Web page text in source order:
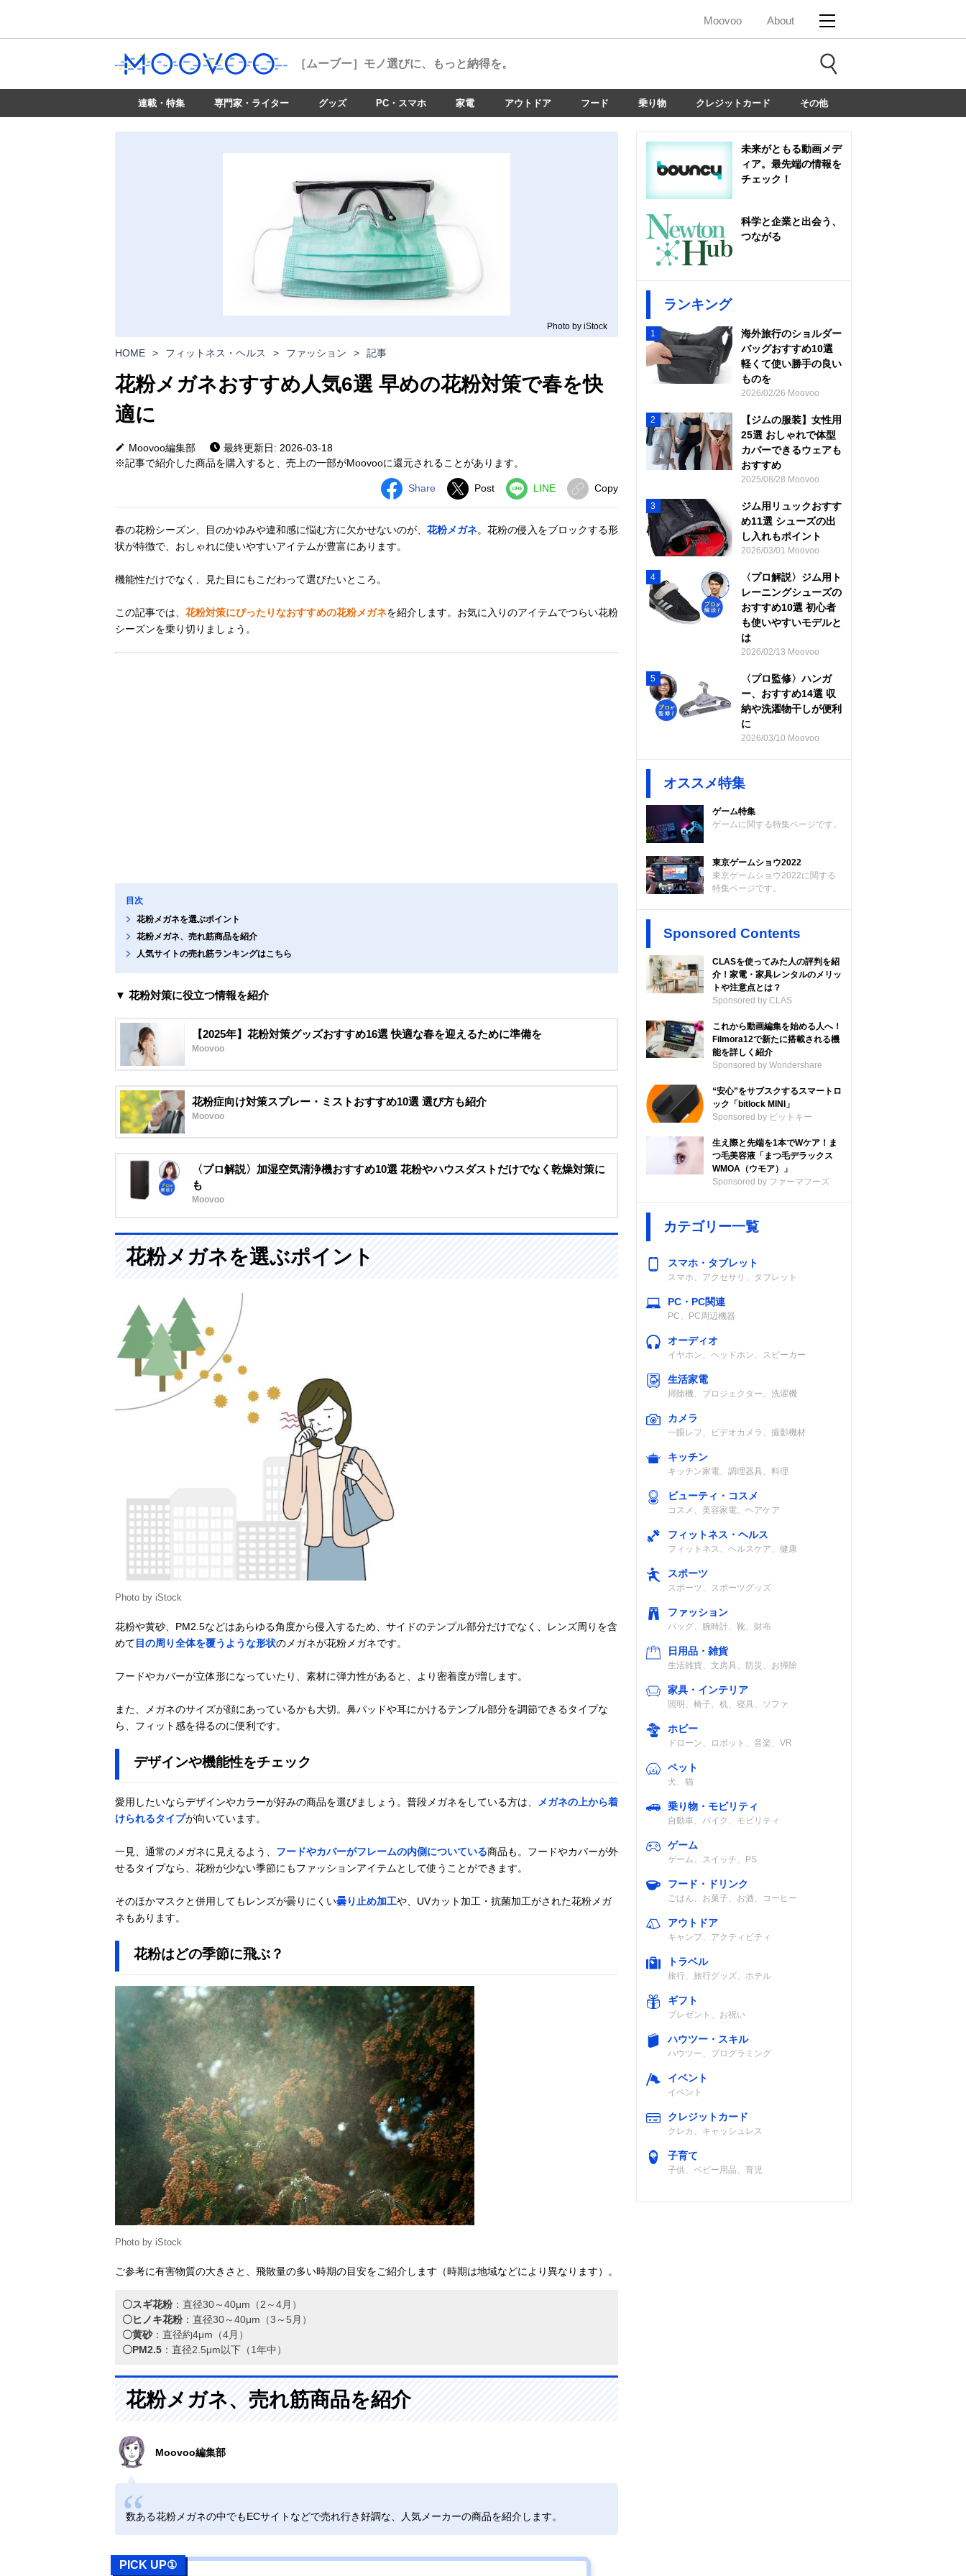
Moovoo About
［ムーブー］ モノ選びに、もっと納得を。
連載・特集 専門家・ライター グッズ PC・スマホ 家電 アウトドア フード 乗り物 クレジットカード その他
Photo by iStock
HOME > フィットネス・ヘルス > ファッション > 記事
花粉メガネおすすめ人気6選 早めの花粉対策で春を快
適に
Moovoo編集部
最終更新日: 2026-03-18
※記事で紹介した商品を購入すると、売上の一部がMoovooに還元されることがあります。
Share Post LINE Copy
春の花粉シーズン、目のかゆみや違和感に悩む方に欠かせないのが、 花粉メガネ。花粉の侵入をブロックする形
状が特徴で、おしゃれに使いやすいアイテムが豊富にあります。
機能性だけでなく、見た目にもこだわって選びたいところ。
この記事では、 花粉対策にぴったりなおすすめの花粉メガネを紹介します。お気に入りのアイテムでつらい花粉
シーズンを乗り切りましょう。
目次
花粉メガネを選ぶポイント
花粉メガネ、売れ筋商品を紹介
人気サイトの売れ筋ランキングはこちら
▼ 花粉対策に役立つ情報を紹介
【2025年】花粉対策グッズおすすめ16選 快適な春を迎えるために準備を
Moovoo
花粉症向け対策スプレー・ミストおすすめ10選 選び方も紹介
Moovoo
〈プロ解説〉加湿空気清浄機おすすめ10選 花粉やハウスダストだけでなく乾燥対策に
も
Moovoo
花粉メガネを選ぶポイント
Photo by iStock
花粉や黄砂、PM2.5などはあらゆる角度から侵入するため、サイドのテンプル部分だけでなく、レンズ周りを含
めて目の周り全体を覆うような形状のメガネが花粉メガネです。
フードやカバーが立体形になっていたり、素材に弾力性があると、より密着度が増します。
また、メガネのサイズが顔にあっているかも大切。鼻パッドや耳にかけるテンプル部分を調節できるタイプな
ら、フィット感を得るのに便利です。
デザインや機能性をチェック
愛用したいならデザインやカラーが好みの商品を選びましょう。普段メガネをしている方は、
メガネの上から着
けられるタイプが向いています。
一見、通常のメガネに見えるよう、 フードやカバーがフレームの内側についている商品も。フードやカバーが外
せるタイプなら、花粉が少ない季節にもファッションアイテムとして使うことができます。
そのほかマスクと併用してもレンズが曇りにくい曇り止め加工や、UVカット加工・抗菌加工がされた花粉メガ
ネもあります。
花粉はどの季節に飛ぶ？
Photo by iStock
ご参考に有害物質の大きさと、飛散量の多い時期の目安をご紹介します（時期は地域などにより異なります）。
〇スギ花粉：直径30～40μm（2～4月）
〇ヒノキ花粉：直径30～40μm（3～5月）
〇黄砂：直径約4μm（4月）
〇PM2.5：直径2.5μm以下（1年中）
花粉メガネ、売れ筋商品を紹介
Moovoo編集部
数ある花粉メガネの中でもECサイトなどで売れ行き好調な、人気メーカーの商品を紹介します。
PICK UP①
未来がともる動画メデ
ィア。最先端の情報を
チェック！
科学と企業と出会う、
つながる
ランキング
1
海外旅行のショルダー
バッグおすすめ10選
軽くて使い勝手の良い
ものを
2026/02/26 Moovoo
2
【ジムの服装】女性用
25選 おしゃれで体型
カバーできるウェアも
おすすめ
2025/08/28 Moovoo
3
ジム用リュックおすす
め11選 シューズの出
し入れもポイント
2026/03/01 Moovoo
4
〈プロ解説〉ジム用ト
レーニングシューズの
おすすめ10選 初心者
も使いやすいモデルと
は
2026/02/13 Moovoo
5
〈プロ監修〉ハンガ
ー、おすすめ14選 収
納や洗濯物干しが便利
に
2026/03/10 Moovoo
オススメ特集
ゲーム特集
ゲームに関する特集ページです。
東京ゲームショウ2022
東京ゲームショウ2022に関する
特集ページです。
Sponsored Contents
CLASを使ってみた人の評判を紹
介！家電・家具レンタルのメリッ
トや注意点とは？
Sponsored by CLAS
これから動画編集を始める人へ！
Filmora12で新たに搭載される機
能を詳しく紹介
Sponsored by Wondershare
“安心”をサブスクするスマートロ
ック「bitlock MINI」
Sponsored by ビットキー
生え際と先端を1本でWケア！ま
つ毛美容液「まつ毛デラックス
WMOA（ウモア）」
Sponsored by ファーマフーズ
カテゴリー一覧
スマホ・タブレット
スマホ、アクセサリ、タブレット
PC・PC関連
PC、PC周辺機器
オーディオ
イヤホン、ヘッドホン、スピーカー
生活家電
掃除機、プロジェクター、洗濯機
カメラ
一眼レフ、ビデオカメラ、撮影機材
キッチン
キッチン家電、調理器具、料理
ビューティ・コスメ
コスメ、美容家電、ヘアケア
フィットネス・ヘルス
フィットネス、ヘルスケア、健康
スポーツ
スポーツ、スポーツグッズ
ファッション
バッグ、腕時計、靴、財布
日用品・雑貨
生活雑貨、文房具、防災、お掃除
家具・インテリア
照明、椅子、机、寝具、ソファ
ホビー
ドローン、ロボット、音楽、VR
ペット
犬、猫
乗り物・モビリティ
自動車、バイク、モビリティ
ゲーム
ゲーム、スイッチ、PS
フード・ドリンク
ごはん、お菓子、お酒、コーヒー
アウトドア
キャンプ、アクティビティ
トラベル
旅行、旅行グッズ、ホテル
ギフト
プレゼント、お祝い
ハウツー・スキル
ハウツー、プログラミング
イベント
イベント
クレジットカード
クレカ、キャッシュレス
子育て
子供、ベビー用品、育児